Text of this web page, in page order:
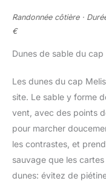
Randonnée côtière ·
€
Dunes de sable du cap
Les dunes du cap
site. Le sable y forme
vent, avec des points
pour marcher
les contrastes, et
sauvage que les
dunes: évitez de